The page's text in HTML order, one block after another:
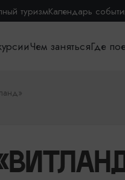
туризмКалендарь
Чем занятьсяГде